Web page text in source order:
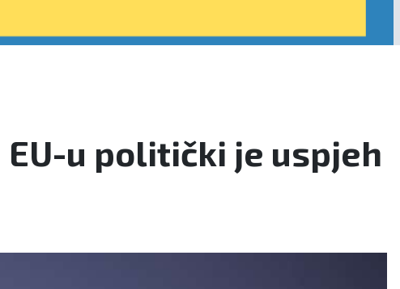
u politički je uspjeh